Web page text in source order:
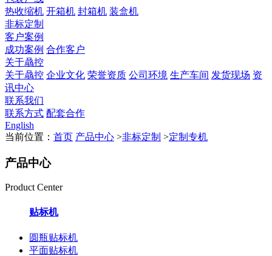
热收缩机 开箱机 封箱机 装盒机
非标定制
客户案例
成功案例 合作客户
关于骉控
关于骉控 企业文化 荣誉资质 公司环境 生产车间 发货现场 资
讯中心
联系我们
联系方式 配套合作
English
当前位置： 首页 产品中心 >非标定制 >定制专机
产品中心
Product Center
贴标机
圆瓶贴标机
平面贴标机